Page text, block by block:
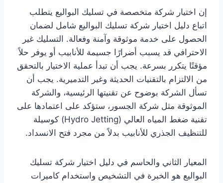
إن اختيار شركة متخصصة في تسليك البواليع يتطلب
اتباع دليل اختيار شركة تسليك البواليع شامل لضمان
الحصول على خدمة موثوقة وآمنة وفعالة. التسليك غير
الاحترافي قد يسبب أضرارًا جسيمة للأنابيب أو يوفر حلاً
مؤقتًا يتكرر بسرعة. يجب أن تبدأ عملية الاختيار بالتحقق
من الالتزام بالتقنيات الحديثة وغير التدميرية. يجب أن
تسأل الشركة بوضوح عن تقنيتها الرئيسية، والشركة
الموثوقة مثل شركة الجسور، ستؤكد على اعتمادها على
تقنية ضغط المياه العالي (Hydro Jetting) كوسيلة
للتنظيف الجذري للأنابيب بدلاً من مجرد فتح الانسداد.
المعيار الثاني والحاسم في دليل اختيار شركة تسليك
البواليع هو الخبرة في التشخيص واستخدام كاميرات